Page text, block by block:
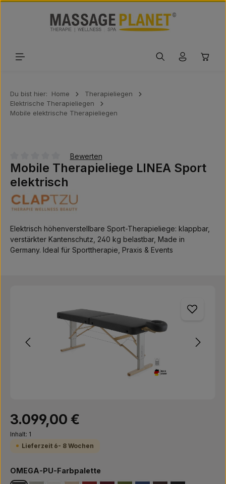
Du bist hier: Home
Therapieliegen
Elektrische Therapieliegen
Mobile elektrische Therapieliegen
Durchschnittliche Bewertung von 0 von 5 Sternen
Bewerten
Mobile Therapieliege LINEA Sport
elektrisch
Elektrisch höhenverstellbare Sport-Therapieliege: klappbar,
verstärkter Kantenschutz, 240 kg belastbar, Made in
Germany. Ideal für Sporttherapie, Praxis & Events
Regulärer Preis:
3.099,00 €
Inhalt: 1
Lieferzeit 6- 8 Wochen
OMEGA-PU-Farbpalette